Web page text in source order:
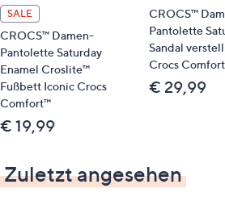
SALE
CROCS™ Damen-
Pantolette Saturday
Enamel Croslite™
Fußbett Iconic Crocs
Comfort™
€ 19,99
CROCS™
Pantolette
Sandal
Crocs
€ 29,99
Zuletzt angesehen